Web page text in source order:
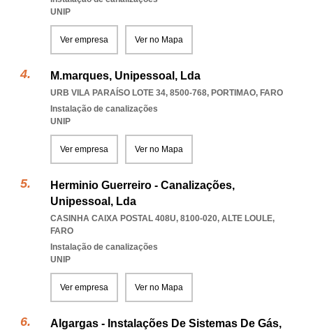
UNIP
Ver empresa Ver no Mapa
M.marques, Unipessoal, Lda
URB VILA PARAÍSO LOTE 34, 8500-768, PORTIMAO, FARO
Instalação de canalizações
UNIP
Ver empresa Ver no Mapa
Herminio Guerreiro - Canalizações,
Unipessoal, Lda
CASINHA CAIXA POSTAL 408U, 8100-020, ALTE LOULE,
FARO
Instalação de canalizações
UNIP
Ver empresa Ver no Mapa
Algargas - Instalações De Sistemas De Gás,